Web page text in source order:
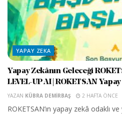
YAPAY ZEKA
Yapay Zekânın Geleceği
LEVEL-UP AI | ROKETSAN
YAZAN KÜBRA DEMIRBAŞ 2 HAFTA ÖNCE
ROKETSAN’ın yapay zekâ odaklı